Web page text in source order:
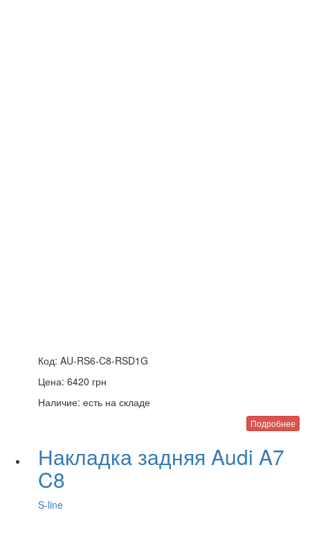
Код: AU-RS6-C8-RSD1G
Цена: 6420 грн
Наличие: есть на складе
Подробнее
Накладка задняя Audi A7
C8
S-line